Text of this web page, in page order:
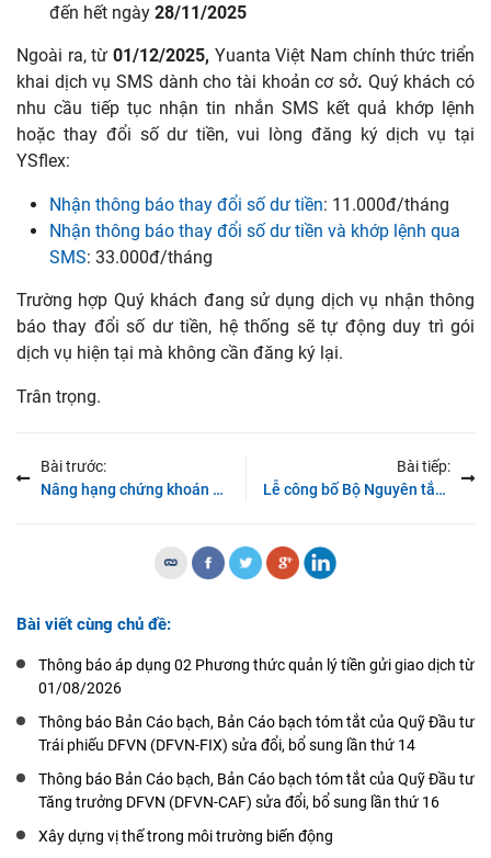
đến hết ngày 28/11/2025
Ngoài ra, từ 01/12/2025, Yuanta Việt Nam chính thức triển
khai dịch vụ SMS dành cho tài khoản cơ sở. Quý khách có
nhu cầu tiếp tục nhận tin nhắn SMS kết quả khớp lệnh
hoặc thay đổi số dư tiền, vui lòng đăng ký dịch vụ tại
YSflex:
Nhận thông báo thay đổi số dư tiền: 11.000đ/tháng
Nhận thông báo thay đổi số dư tiền và khớp lệnh qua
SMS: 33.000đ/tháng
Trường hợp Quý khách đang sử dụng dịch vụ nhận thông
báo thay đổi số dư tiền, hệ thống sẽ tự động duy trì gói
dịch vụ hiện tại mà không cần đăng ký lại.
Trân trọng.
Bài trước:
Nâng hạng chứng khoán – Động lực để chinh phục những tiêu chuẩn cao hơn
Bài tiếp:
Lễ công bố Bộ Nguyên tắc Quản trị Công ty Việt Nam 2026
Bài viết cùng chủ đề:
Thông báo áp dụng 02 Phương thức quản lý tiền gửi giao dịch từ
01/08/2026
Thông báo Bản Cáo bạch, Bản Cáo bạch tóm tắt của Quỹ Đầu tư
Trái phiếu DFVN (DFVN-FIX) sửa đổi, bổ sung lần thứ 14
Thông báo Bản Cáo bạch, Bản Cáo bạch tóm tắt của Quỹ Đầu tư
Tăng trưởng DFVN (DFVN-CAF) sửa đổi, bổ sung lần thứ 16
Xây dựng vị thế trong môi trường biến động